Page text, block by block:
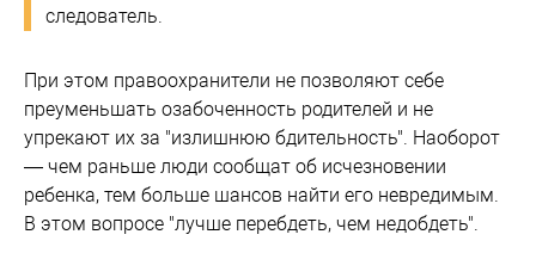
следователь.
При этом правоохранители не позволяют себе
преуменьшать озабоченность родителей и не
упрекают их за "излишнюю бдительность". Наоборот
— чем раньше люди сообщат об исчезновении
ребенка, тем больше шансов найти его невредимым.
В этом вопросе "лучше перебдеть, чем недобдеть".